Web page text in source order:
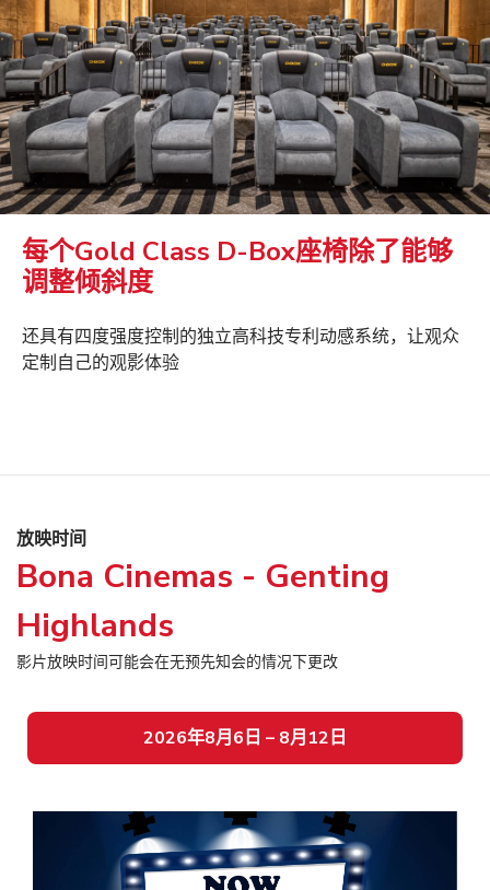
每个Gold Class D-Box座椅除了能够
调整倾斜度
还具有四度强度控制的独立高科技专利动感系统，让观众
定制自己的观影体验
放映时间
Bona Cinemas - Genting
Highlands
影片放映时间可能会在无预先知会的情况下更改
2026年8月6日 – 8月12日